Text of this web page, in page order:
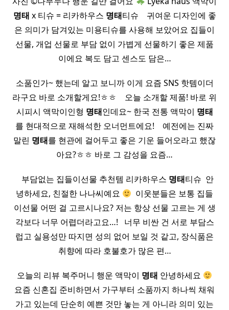
명태 x 티슈 = 리카하우스 명태티슈 ​ ​ ​ 귀여운 디자인에 좋
은 의미가 담겨있는 미용티슈를 사용해 보았어요 집들이
선물, 개업 선물로 부담 없이 가볍게 선물하기 좋은 제품
이에요 복도 담고 센스도 담은…
소품인가~ 했는데 알고 보니까 이게 요즘 SNS 핫템이더
라구요 바로 소개할게요!ㅎㅎ ​ ​ ​ 오늘 소개할 제품! 바로 위
시피시 액막이인형 명태인데요~ 한국 전통 액막이 명태
를 현대적으로 재해석한 오너먼트에요! ​ ​ ​ 예전에는 진짜
말린 명태를 현관에 걸어두고 좋은 기운 들어오라고 했잖
아요?ㅎㅎ 바로 그 감성을 요즘…
​ ​ ​ 부담없는 집들이선물 추천템 리카하우스 명태티슈 ​ 안
녕하세요, 친절한 나나씨예요
​ 이웃분들은 보통 집들
이선물 어떤 걸 고르시나요? 저는 항상 선물 고르는 게 생
각보다 너무 어렵더라고요…! ​ ​ 너무 비싼 건 서로 부담스
럽고 실용성만 따지면 성의 없어 보일 것 같고, 장식품은
취향에 따라 호불호가 많은 편…
오늘의 리뷰 복주머니 행운 액막이 명태 안녕하세요
요즘 신혼집 준비하면서 가구부터 소품까지 하나씩 채워
가고 있는데 단순히 예쁜 것만 놓는 게 아니라 의미 있는